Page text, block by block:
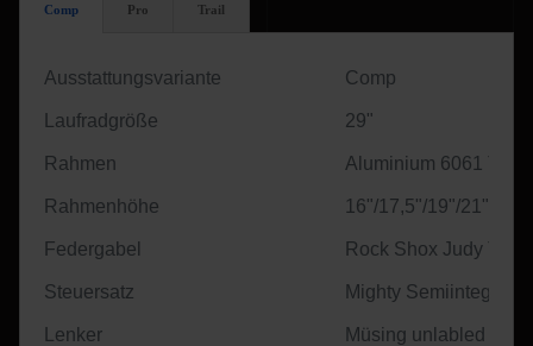
Comp Pro Trail
Ausstattungsvariante Comp
Laufradgröße 29"
Rahmen Aluminium 6061 T6
Rahmenhöhe 16"/17,5"/19"/21"/23"
Federgabel Rock Shox Judy TK
Steuersatz Mighty Semiintegrated
Lenker Müsing unlabled